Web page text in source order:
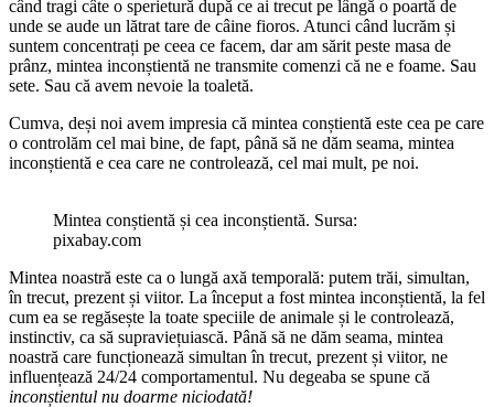
când tragi câte o sperietură după ce ai trecut pe lângă o poartă de
unde se aude un lătrat tare de câine fioros. Atunci când lucrăm și
suntem concentrați pe ceea ce facem, dar am sărit peste masa de
prânz, mintea inconștientă ne transmite comenzi că ne e foame. Sau
sete. Sau că avem nevoie la toaletă.
Cumva, deși noi avem impresia că mintea conștientă este cea pe care
o controlăm cel mai bine, de fapt, până să ne dăm seama, mintea
inconștientă e cea care ne controlează, cel mai mult, pe noi.
Mintea conștientă și cea inconștientă. Sursa:
pixabay.com
Mintea noastră este ca o lungă axă temporală: putem trăi, simultan,
în trecut, prezent și viitor. La început a fost mintea inconștientă, la fel
cum ea se regăsește la toate speciile de animale și le controlează,
instinctiv, ca să supraviețuiască. Până să ne dăm seama, mintea
noastră care funcționează simultan în trecut, prezent și viitor, ne
influențează 24/24 comportamentul. Nu degeaba se spune că
inconștientul nu doarme niciodată!